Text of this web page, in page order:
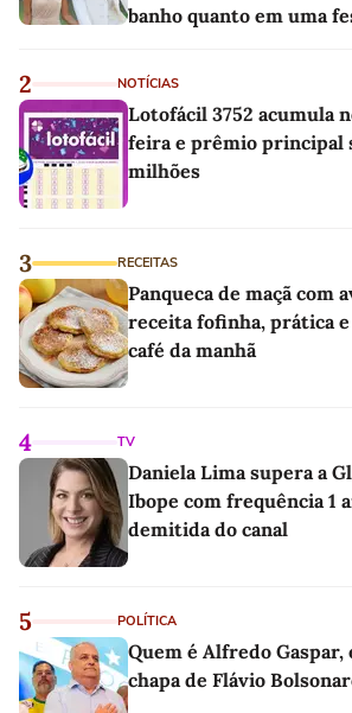
banho quanto em uma
2 NOTÍCIAS
Lotofácil 3752 acumula
feira e prêmio principal
milhões
3 RECEITAS
Panqueca de maçã com
receita fofinha, prática
café da manhã
4 TV
Daniela Lima supera a
Ibope com frequência 1
demitida do canal
5 POLÍTICA
Quem é Alfredo Gaspar,
chapa de Flávio